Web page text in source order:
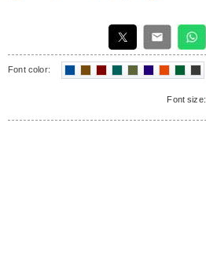
Font color:
Font size: